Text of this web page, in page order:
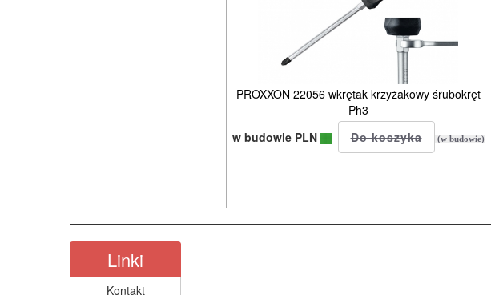
PROXXON 22056 wkrętak krzyżakowy śrubokręt
Ph3
w budowie PLN
(w budowie)
Linki
Kontakt